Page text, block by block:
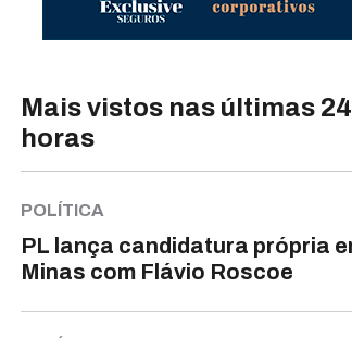
Mais vistos nas últimas 24
horas
POLÍTICA
PL lança candidatura própria
Minas com Flávio Roscoe